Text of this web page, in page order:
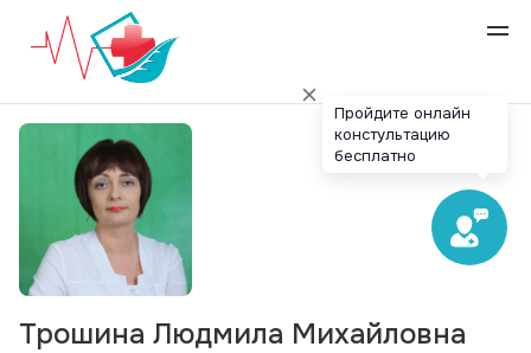
Трошина Людмила Михайловна
Пройдите онлайн
констультацию
бесплатно